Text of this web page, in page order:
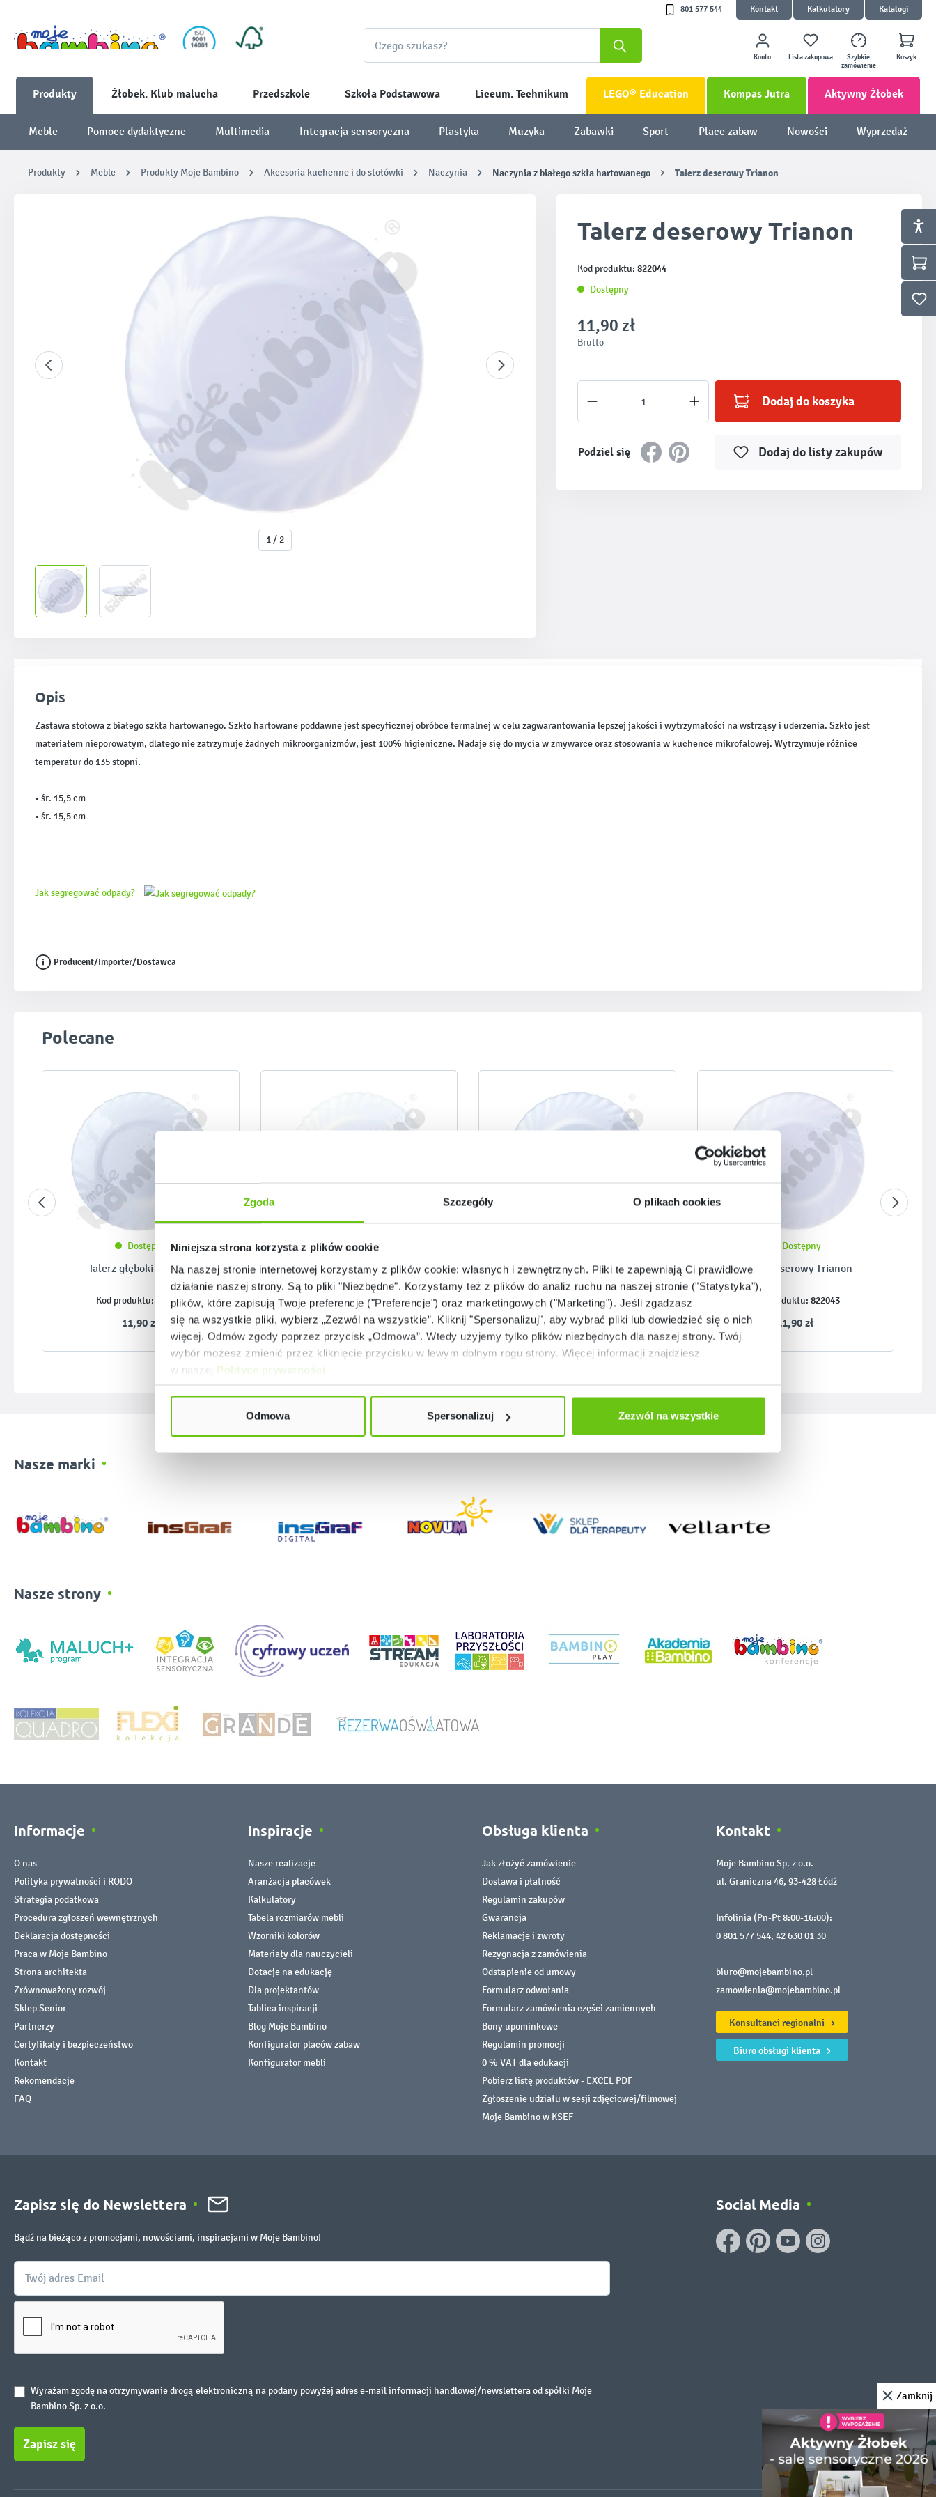
Zgoda Szczegóły O plikach cookies
Niniejsza strona korzysta z plików cookie
Na naszej stronie internetowej korzystamy z plików cookie: własnych i zewnętrznych. Pliki te zapewniają Ci prawidłowe
działanie naszej strony. Są to pliki "Niezbędne". Korzystamy też z plików do analiz ruchu na naszej stronie ("Statystyka"),
plików, które zapisują Twoje preferencje ("Preferencje") oraz marketingowych ("Marketing"). Jeśli zgadzasz
się na wszystkie pliki, wybierz „Zezwól na wszystkie”. Kliknij "Spersonalizuj", aby wybrać pliki lub dowiedzieć się o nich
więcej. Odmów zgody poprzez przycisk „Odmowa”. Wtedy użyjemy tylko plików niezbędnych dla naszej strony. Twój
wybór możesz zmienić przez kliknięcie przycisku w lewym dolnym rogu strony. Więcej informacji znajdziesz
w naszej Polityce prywatności
Odmowa Spersonalizuj Zezwól na wszystkie
801 577 544 Kontakt Kalkulatory Katalogi
Konto Lista zakupowa
Szybkie
zamówienie
Koszyk
Produkty Żłobek. Klub malucha Przedszkole Szkoła Podstawowa Liceum. Technikum LEGO® Education Kompas Jutra Aktywny Żłobek
Meble Pomoce dydaktyczne Multimedia Integracja sensoryczna Plastyka Muzyka Zabawki Sport Place zabaw Nowości Wyprzedaż
Produkty Meble Produkty Moje Bambino Akcesoria kuchenne i do stołówki Naczynia Naczynia z białego szkła hartowanego Talerz deserowy Trianon
1 / 2
Talerz deserowy Trianon
Kod produktu: 822044
Dostępny
11,90 zł
Brutto
Ilość produktu: Wprowadź żądaną ilość lub użyj
Dodaj do koszyka
Podziel się Dodaj do listy zakupów
Opis
Zastawa stołowa z białego szkła hartowanego. Szkło hartowane poddawne jest specyficznej obróbce termalnej w celu zagwarantowania lepszej jakości i wytrzymałości na wstrząsy i uderzenia. Szkło jest
materiałem nieporowatym, dlatego nie zatrzymuje żadnych mikroorganizmów, jest 100% higieniczne. Nadaje się do mycia w zmywarce oraz stosowania w kuchence mikrofalowej. Wytrzymuje różnice
temperatur do 135 stopni.
• śr. 15,5 cm
• śr. 15,5 cm
Jak segregować odpady?
Producent/Importer/Dostawca
Pomiń galerię produktów
Polecane
Dostępny
Talerz głęboki Trianon
Kod produktu: 822042
11,90 zł
Dostępny
Talerz obiadowy Trianon
Kod produktu:822040
21,90 zł
Talerz płytki Trianon
Kod produktu:822041
11,90 zł
Dostępny
Talerz deserowy Trianon
Kod produktu: 822043
11,90 zł
Nasze marki
Nasze strony
Informacje
O nas
Polityka prywatności i RODO
Strategia podatkowa
Procedura zgłoszeń wewnętrznych
Deklaracja dostępności
Praca w Moje Bambino
Strona architekta
Zrównoważony rozwój
Sklep Senior
Partnerzy
Certyfikaty i bezpieczeństwo
Kontakt
Rekomendacje
FAQ
Inspiracje
Nasze realizacje
Aranżacja placówek
Kalkulatory
Tabela rozmiarów mebli
Wzorniki kolorów
Materiały dla nauczycieli
Dotacje na edukację
Dla projektantów
Tablica inspiracji
Blog Moje Bambino
Konfigurator placów zabaw
Konfigurator mebli
Obsługa klienta
Jak złożyć zamówienie
Dostawa i płatność
Regulamin zakupów
Gwarancja
Reklamacje i zwroty
Rezygnacja z zamówienia
Odstąpienie od umowy
Formularz odwołania
Formularz zamówienia części zamiennych
Bony upominkowe
Regulamin promocji
0 % VAT dla edukacji
Pobierz listę produktów - EXCEL PDF
Zgłoszenie udziału w sesji zdjęciowej/filmowej
Moje Bambino w KSEF
Kontakt
Moje Bambino Sp. z o.o.
ul. Graniczna 46, 93-428 Łódź
Infolinia (Pn-Pt 8:00-16:00):
0 801 577 544, 42 630 01 30
biuro@mojebambino.pl
zamowienia@mojebambino.pl
Konsultanci regionalni
Biuro obsługi klienta
Zapisz się do Newslettera
Bądź na bieżąco z promocjami, nowościami, inspiracjami w Moje Bambino!
Wyrażam zgodę na otrzymywanie drogą elektroniczną na podany powyżej adres e-mail informacji handlowej/newslettera od spółki Moje
Bambino Sp. z o.o.
Zapisz się
Social Media
Zamknij